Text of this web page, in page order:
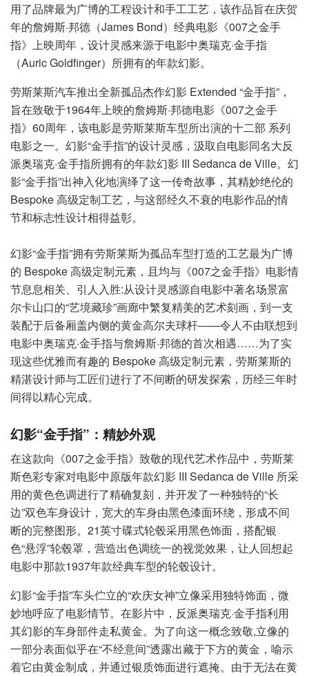
用了品牌最为广博的工程设计和手工工艺，该作品旨在庆贺
年的詹姆斯·邦德（James Bond）经典电影《007之金手
指》上映周年，设计灵感来源于电影中奥瑞克·金手指
（Auric Goldfinger）所拥有的年款幻影。
劳斯莱斯汽车推出全新孤品杰作幻影 Extended “金手指”，
旨在致敬于1964年上映的詹姆斯·邦德电影《007之金手
指》60周年，该电影是劳斯莱斯车型所出演的十二部 系列
电影之一。幻影“金手指”的设计灵感，汲取自电影同名大反
派奥瑞克·金手指所拥有的年款幻影 III Sedanca de Ville。幻
影“金手指”出神入化地演绎了这一传奇故事，其精妙绝伦的
Bespoke 高级定制工艺，与这部经久不衰的电影作品的情
节和标志性设计相得益彰。
幻影“金手指”拥有劳斯莱斯为孤品车型打造的工艺最为广博
的 Bespoke 高级定制元素，且均与《007之金手指》电影情
节息息相关、引人入胜:从设计灵感源自电影中著名场景富
尔卡山口的“艺境藏珍”画廊中繁复精美的艺术刻画，到一支
装配于后备厢盖内侧的黄金高尔夫球杆——令人不由联想到
电影中奥瑞克·金手指与詹姆斯·邦德的首次相遇……为了实
现这些优雅而有趣的 Bespoke 高级定制元素，劳斯莱斯的
精湛设计师与工匠们进行了不间断的研发探索，历经三年时
间得以精心完成。
幻影“金手指”：精妙外观
在这款向《007之金手指》致敬的现代艺术作品中，劳斯莱
斯色彩专家对电影中原版年款幻影 III Sedanca de Ville 所采
用的黄色色调进行了精确复刻，并开发了一种独特的“长
边”双色车身设计，宽大的车身由黑色漆面环绕，形成不间
断的完整图形。21英寸碟式轮毂采用黑色饰面，搭配银
色“悬浮”轮毂罩，营造出色调统一的视觉效果，让人回想起
电影中那款1937年款经典车型的轮毂设计。
幻影“金手指”车头伫立的“欢庆女神”立像采用独特饰面，微
妙地呼应了电影情节。在影片中，反派奥瑞克·金手指利用
其幻影的车身部件走私黄金。为了向这一概念致敬,立像的
一部分表面似乎在“不经意间”透露出藏于下方的黄金，喻示
着它由黄金制成，并通过银质饰面进行遮掩。由于无法在黄